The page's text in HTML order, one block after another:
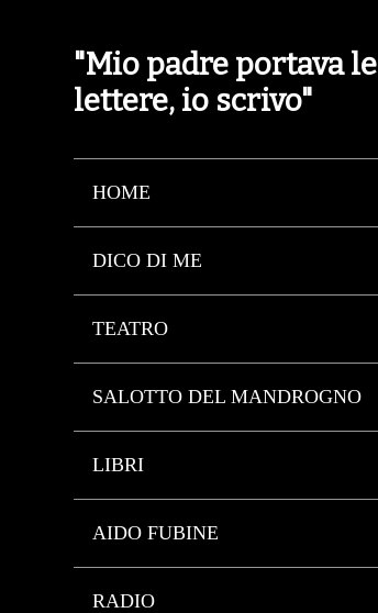
"Mio padre portava le
lettere, io scrivo"
HOME
DICO DI ME
TEATRO
SALOTTO DEL MANDROGNO
LIBRI
AIDO FUBINE
RADIO